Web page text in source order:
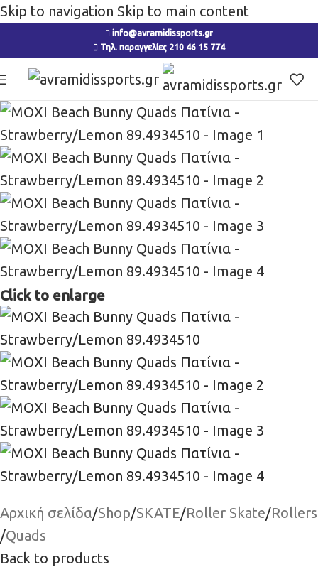
Skip to navigation Skip to main content
info@avramidissports.gr
Τηλ. παραγγελίες 210 46 15 774
Click to enlarge
Αρχική σελίδα/Shop/SKATE/Roller Skate/Rollers
/Quads
Back to products